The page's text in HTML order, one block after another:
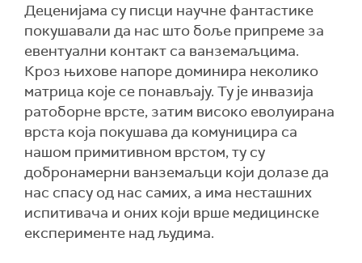
Деценијама су писци научне фантастике
покушавали да нас што боље припреме за
евентуални контакт са ванземаљцима.
Кроз њихове напоре доминира неколико
матрица које се понављају. Ту је инвазија
ратоборне врсте, затим високо еволуирана
врста која покушава да комуницира са
нашом примитивном врстом, ту су
добронамерни ванземаљци који долазе да
нас спасу од нас самих, а има несташних
испитивача и оних који врше медицинске
експерименте над људима.